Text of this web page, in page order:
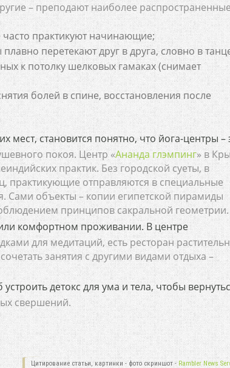
– преподают наиболее
часто практикуют начинающие;
перетекают друг в друга, словно в
к потолку шелковых гамаках (снимает
болей в спине, восстановления после
мест, становится понятно, что йога-центры –
покоя. Центр «Ананда глэмпинг» в
практик. Без городской суеты, в
практикующие отправляются в специальные
Сами объекты – копии египетской пирамиды
принципов сакральной геометрии.
комфортном проживании. В центре
для медитаций, есть ресторан
занятия с другими видами отдыха –
детокс для ума и тела, чтобы
свершений.
Цитирование статьи, картинки - фото скриншот - Rambler News